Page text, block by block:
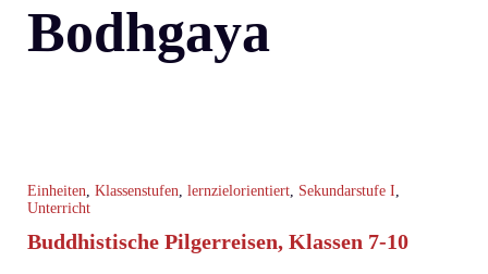
Bodhgaya
Einheiten, Klassenstufen, lernzielorientiert, Sekundarstufe I,
Unterricht
Buddhistische Pilgerreisen, Klassen 7-10